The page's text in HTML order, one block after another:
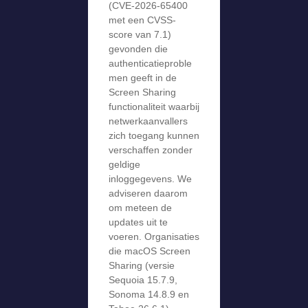
(CVE-2026-65400
met een CVSS-
score van 7.1)
gevonden die
authenticatieproble
men geeft in de
Screen Sharing
functionaliteit waarbij
netwerkaanvallers
zich toegang kunnen
verschaffen zonder
geldige
inloggegevens. We
adviseren daarom
om meteen de
updates uit te
voeren. Organisaties
die macOS Screen
Sharing (versie
Sequoia 15.7.9,
Sonoma 14.8.9 en